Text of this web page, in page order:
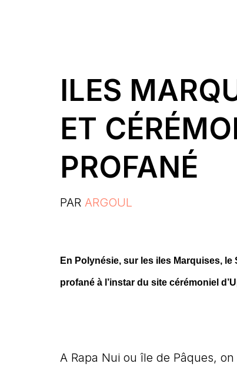
ILES
ET
PROFANÉ
PAR ARGOUL
En Polynésie, sur les iles Marquises,
profané à l’instar du site cérémoniel
A Rapa Nui ou île de Pâques,